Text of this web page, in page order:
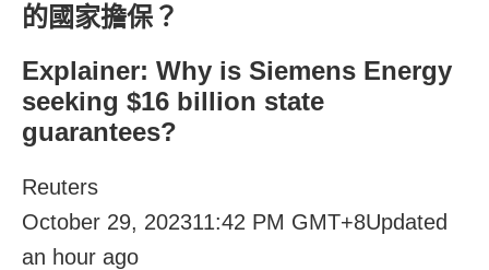
的國家擔保？
Explainer: Why is Siemens Energy
seeking $16 billion state
guarantees?
Reuters
October 29, 202311:42 PM GMT+8Updated
an hour ago